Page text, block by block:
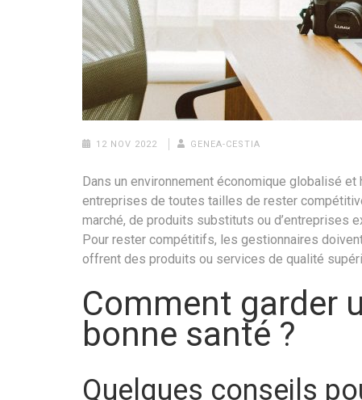
12 NOV 2022 GENEA-CESTIA
Dans un environnement économique globalisé
entreprises de toutes tailles de rester
marché, de produits substituts ou d’entreprises
Pour rester compétitifs, les gestionnaires
offrent des produits ou services de qualité
Comment garder
bonne santé ?
Quelques conseils